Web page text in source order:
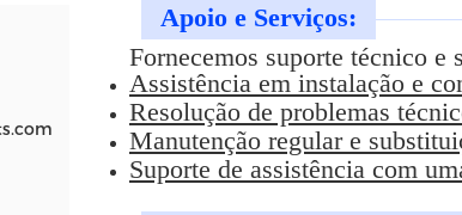
Apoio e Serviços:
Fornecemos suporte técnico e
Assistência em instalação e
Resolução de problemas
Manutenção regular e
Suporte de assistência com